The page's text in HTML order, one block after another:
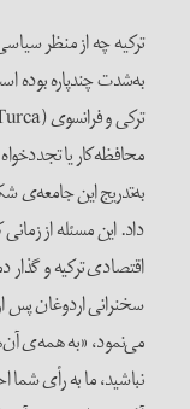
ترکیه چه از منظر
به‌شدت چند‌پاره بوده
محافظه‌کار یا
به‌تدریج این
داد. این مسئله از
اقتصادی ترکیه و گذار
می‌نمود، «به همه‌ی
نباشید، ما به رأی شما